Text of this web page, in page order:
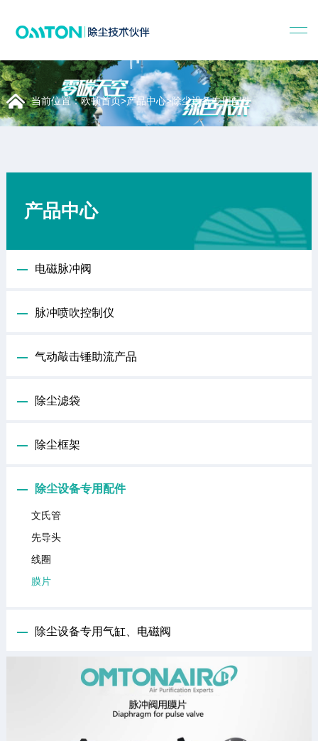
当前位置：欧顿首页>产品中心>除尘设备专用配件
产品中心
电磁脉冲阀
脉冲喷吹控制仪
气动敲击锤助流产品
除尘滤袋
除尘框架
除尘设备专用配件
文氏管
先导头
线圈
膜片
除尘设备专用气缸、电磁阀